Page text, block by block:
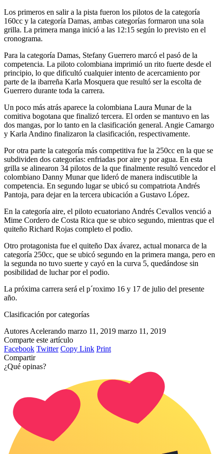
Los primeros en salir a la pista fueron los pilotos de la categoría
160cc y la categoría Damas, ambas categorías formaron una sola
grilla. La primera manga inició a las 12:15 según lo previsto en el
cronograma.
Para la categoría Damas, Stefany Guerrero marcó el pasó de la
competencia. La piloto colombiana imprimió un rito fuerte desde el
principio, lo que dificultó cualquier intento de acercamiento por
parte de la ibarreña Karla Mosquera que resultó ser la escolta de
Guerrero durante toda la carrera.
Un poco más atrás aparece la colombiana Laura Munar de la
comitiva bogotana que finalizó tercera. El orden se mantuvo en las
dos mangas, por lo tanto en la clasificación general. Angie Camargo
y Karla Andino finalizaron la clasificación, respectivamente.
Por otra parte la categoría más competitiva fue la 250cc en la que se
subdividen dos categorías: enfriadas por aire y por agua. En esta
grilla se alinearon 34 pilotos de la que finalmente resultó vencedor el
colombiano Danny Munar que lideró de manera indiscutible la
competencia. En segundo lugar se ubicó su compatriota Andrés
Pantoja, para dejar en la tercera ubicación a Gustavo López.
En la categoría aire, el piloto ecuatoriano Andrés Cevallos venció a
Mime Cordero de Costa Rica que se ubico segundo, mientras que el
quiteño Richard Rojas completo el podio.
Otro protagonista fue el quiteño Dax ávarez, actual monarca de la
categoría 250cc, que se ubicó segundo en la primera manga, pero en
la segunda no tuvo suerte y cayó en la curva 5, quedándose sin
posibilidad de luchar por el podio.
La próxima carrera será el p´roximo 16 y 17 de julio del presente
año.
Clasificación por categorías
Autores Acelerando marzo 11, 2019 marzo 11, 2019
Comparte este artículo
Facebook Twitter Copy Link Print
Compartir
¿Qué opinas?